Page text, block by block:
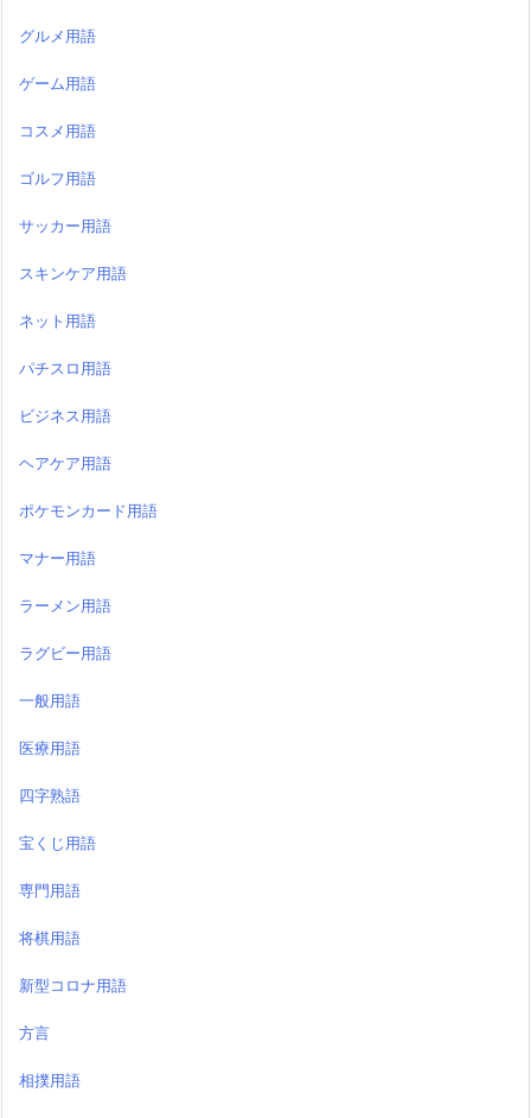
グルメ用語
ゲーム用語
コスメ用語
ゴルフ用語
サッカー用語
スキンケア用語
ネット用語
パチスロ用語
ビジネス用語
ヘアケア用語
ポケモンカード用語
マナー用語
ラーメン用語
ラグビー用語
一般用語
医療用語
四字熟語
宝くじ用語
専門用語
将棋用語
新型コロナ用語
方言
相撲用語